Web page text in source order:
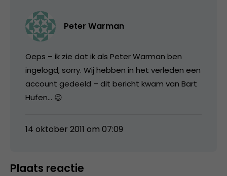
Peter Warman
Oeps – ik zie dat ik als Peter Warman ben
ingelogd, sorry. Wij hebben in het verleden een
account gedeeld – dit bericht kwam van Bart
Hufen… 😉
14 oktober 2011 om 07:09
Plaats reactie